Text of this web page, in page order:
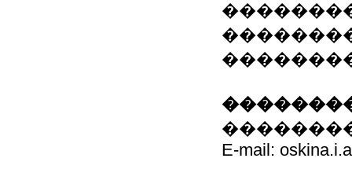
E-mail: